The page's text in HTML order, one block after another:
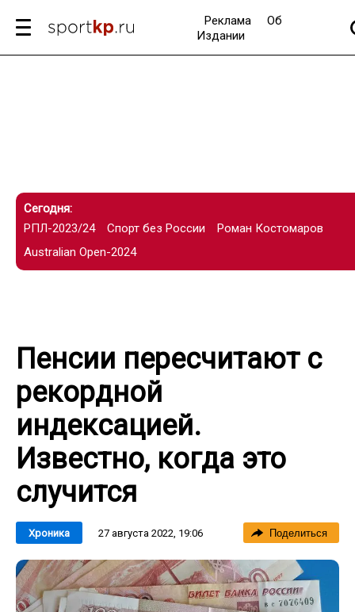
Реклама
Об
Издании
Сегодня:
РПЛ-2023/24
Спорт без России
Роман Костомаров
Australian Open-2024
Пенсии пересчитают с
рекордной
индексацией.
Известно, когда это
случится
Хроника 27 августа 2022, 19:06 Поделиться